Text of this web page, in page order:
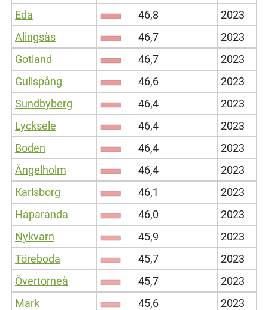
Eda 46,8
2023
Alingsås
46,7
2023
Gotland
46,7
2023
Gullspång
46,6
2023
Sundbyberg
46,4
2023
Lycksele
46,4
2023
Boden
46,4
2023
Ängelholm
46,4
2023
Karlsborg
46,1
2023
Haparanda
46,0
2023
Nykvarn
45,9
2023
Töreboda
45,7
2023
Övertorneå
45,7
2023
Mark
45,6
2023